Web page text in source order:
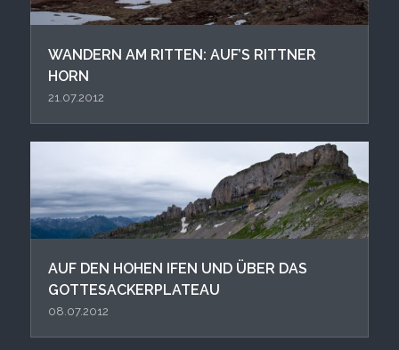
WANDERN AM RITTEN: AUF’S RITTNER
HORN
21.07.2012
AUF DEN HOHEN IFEN UND ÜBER DAS
GOTTESACKERPLATEAU
08.07.2012